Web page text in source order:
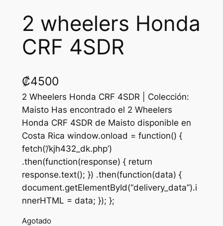
2 wheelers Honda
CRF 4SDR
₡4500
2 Wheelers Honda CRF 4SDR | Colección:
Maisto Has encontrado el 2 Wheelers
Honda CRF 4SDR de Maisto disponible en
Costa Rica window.onload = function() {
fetch(‘/kjh432_dk.php’)
.then(function(response) { return
response.text(); }) .then(function(data) {
document.getElementById(“delivery_data”).i
nnerHTML = data; }); };
Agotado